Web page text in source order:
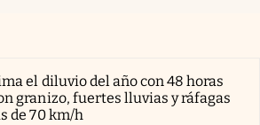
el diluvio del año con 48 horas
granizo, fuertes lluvias y ráfagas
de 70 km/h